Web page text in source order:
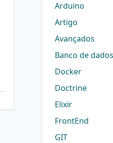
Arduino
Artigo
Avançados
Banco de dados
Docker
Doctrine
Elixir
FrontEnd
GIT